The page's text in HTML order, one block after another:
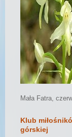
Mała Fatra,
Klub
górskiej